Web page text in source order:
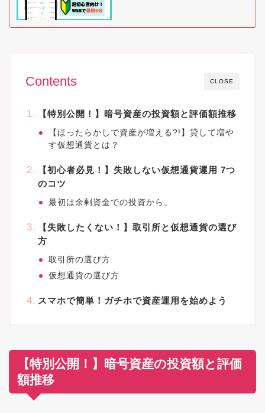
CLOSE
Contents
【特別公開！】暗号資産の投資額と評価額推移
【ほったらかしで資産が増える?!】貸して増や
す仮想通貨とは？
【初心者必見！】失敗しない仮想通貨運用 7つ
のコツ
最初は余剰資金での投資から。
【失敗したくない！】取引所と仮想通貨の選び
方
取引所の選び方
仮想通貨の選び方
スマホで簡単！ガチホで資産運用を始めよう
【特別公開！】暗号資産の投資額と評価
額推移